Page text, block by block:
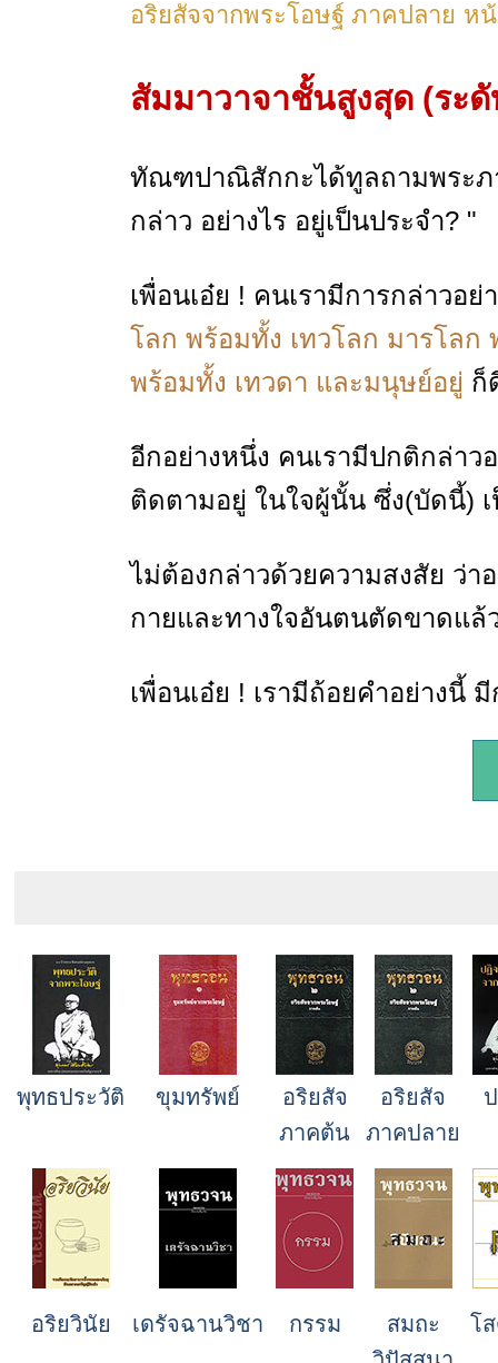
อริยสัจจากพระโอษฐ์ ภาคปลาย หน้
สัมมาวาจาชั้นสูงสุด (ระ
ทัณฑปาณิสักกะได้ทูลถามพระภ
กล่าว อย่างไร อยู่เป็นประจำ? "
เพื่อนเอ๋ย ! คนเรามีการกล่าวอย่
โลก พร้อมทั้ง เทวโลก มารโล
พร้อมทั้ง เทวดา และมนุษย์อยู่ ก็
อีกอย่างหนึ่ง คนเรามีปกติกล่าว
ติดตามอยู่ ในใจผู้นั้น ซึ่ง(บัดนี้)
ไม่ต้องกล่าวด้วยความสงสัย ว่า
กายและทางใจอันตนตัดขาดแ
เพื่อนเอ๋ย ! เรามีถ้อยคำอย่างนี้
พุทธประวัติ ขุมทรัพย์
อริยสัจ
ภาคต้น
อริยสัจ
ภาคปลาย
อริยวินัย เดรัจฉานวิชา กรรม
สมถะ
โ